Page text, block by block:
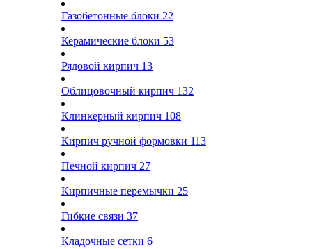
Газобетонные блоки 22
Керамические блоки 53
Рядовой кирпич 13
Облицовочный кирпич 132
Клинкерный кирпич 108
Кирпич ручной формовки 113
Печной кирпич 27
Кирпичные перемычки 25
Гибкие связи 37
Кладочные сетки 6